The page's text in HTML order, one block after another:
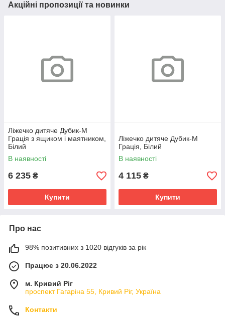
Акційні пропозиції та новинки
Ліжечко дитяче Дубик-М
Грація з ящиком і маятником,
Білий
В наявності
6 235 ₴
Купити
Ліжечко дитяче Дубик-М
Грація, Білий
В наявності
4 115 ₴
Купити
Про нас
98% позитивних з 1020 відгуків за рік
Працює з 20.06.2022
м. Кривий Ріг
проспект Гагаріна 55, Кривий Ріг, Україна
Контакти